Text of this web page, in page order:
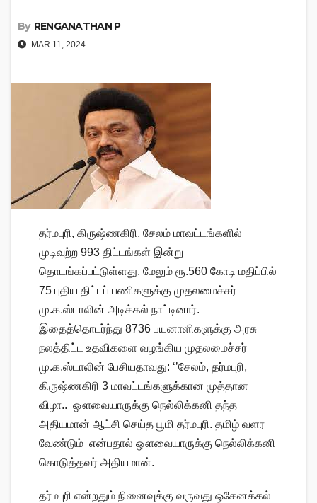
By RENGANATHAN P
MAR 11, 2024
தர்மபுரி, கிருஷ்ணகிரி, சேலம் மாவட்டங்களில்
முடிவுற்ற 993 திட்டங்கள் இன்று
தொடங்கப்பட்டுள்ளது. மேலும் ரூ.560 கோடி மதிப்பில்
75 புதிய திட்டப் பணிகளுக்கு முதலமைச்சர்
மு.க.ஸ்டாலின் அடிக்கல் நாட்டினார்.
இதைத்தொடர்ந்து 8736 பயனாளிகளுக்கு அரசு
நலத்திட்ட உதவிகளை வழங்கிய முதலமைச்சர்
மு.க.ஸ்டாலின் பேசியதாவது: ‘’சேலம், தர்மபுரி,
கிருஷ்ணகிரி 3 மாவட்டங்களுக்கான முத்தான
விழா.. ஔவையாருக்கு நெல்லிக்கனி தந்த
அதியமான் ஆட்சி செய்த பூமி தர்மபுரி. தமிழ் வளர
வேண்டும் என்பதால் ஔவையாருக்கு நெல்லிக்கனி
கொடுத்தவர் அதியமான்.
தர்மபுரி என்றதும் நினைவுக்கு வருவது ஒகேனக்கல்